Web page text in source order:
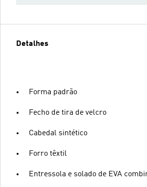
Detalhes
Forma padrão
Fecho de tira de velcro
Cabedal sintético
Forro têxtil
Entressola e solado de EVA